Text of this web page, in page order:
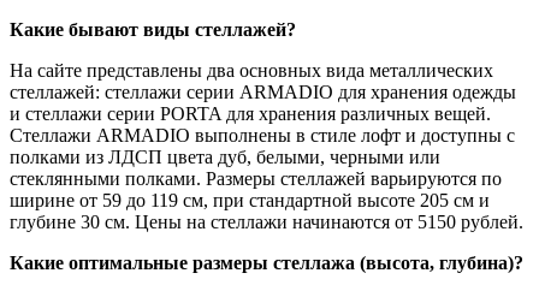
Какие бывают виды стеллажей?
На сайте представлены два основных вида металлических
стеллажей: стеллажи серии ARMADIO для хранения одежды
и стеллажи серии PORTA для хранения различных вещей.
Стеллажи ARMADIO выполнены в стиле лофт и доступны с
полками из ЛДСП цвета дуб, белыми, черными или
стеклянными полками. Размеры стеллажей варьируются по
ширине от 59 до 119 см, при стандартной высоте 205 см и
глубине 30 см. Цены на стеллажи начинаются от 5150 рублей.
Какие оптимальные размеры стеллажа (высота, глубина)?